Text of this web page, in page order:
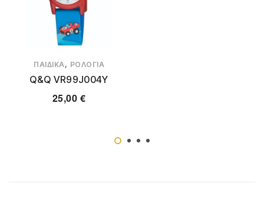
ΠΑΙΔΙΚΆ, ΡΟΛΌΓΙΑ
Q&Q VR99J004Y
25,00 €